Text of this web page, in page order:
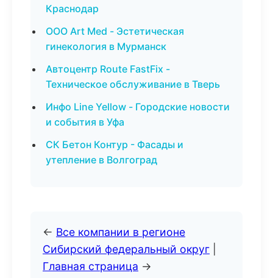
Краснодар
ООО Art Med - Эстетическая
гинекология в Мурманск
Автоцентр Route FastFix -
Техническое обслуживание в Тверь
Инфо Line Yellow - Городские новости
и события в Уфа
СК Бетон Контур - Фасады и
утепление в Волгоград
← Все компании в регионе
Сибирский федеральный округ
Главная страница →